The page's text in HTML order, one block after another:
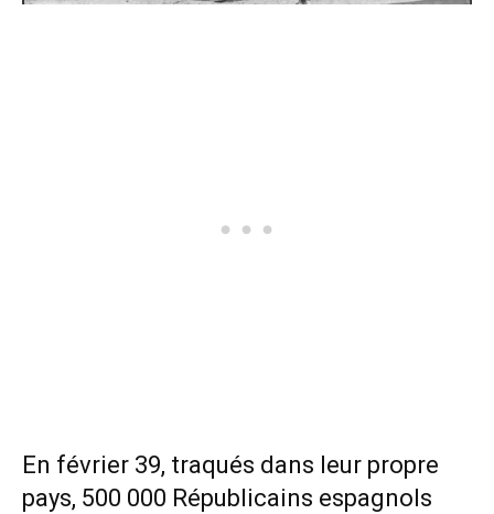
En février 39, traqués dans leur propre
pays, 500 000 Républicains espagnols